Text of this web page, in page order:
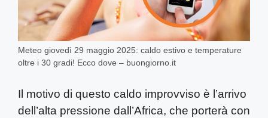
Meteo giovedì 29 maggio 2025: caldo estivo e temperature
oltre i 30 gradi! Ecco dove – buongiorno.it
Il motivo di questo caldo improvviso è l’arrivo
dell’alta pressione dall’Africa, che porterà con